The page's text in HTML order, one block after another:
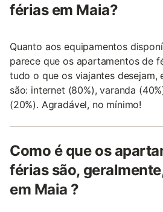
férias em Maia?
Quanto aos equipamentos
parece que os apartamentos de
tudo o que os viajantes desejam,
são: internet (80%), varanda
(20%). Agradável, no mínimo!
Como é que os
férias são,
em Maia ?